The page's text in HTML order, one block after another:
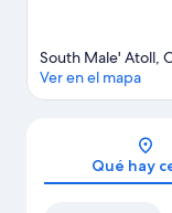
South Male' Atoll,
Ver en el mapa
Qué hay